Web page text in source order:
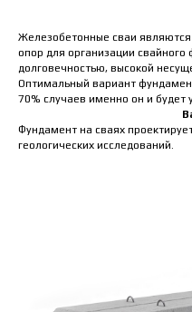
Железобетонные сваи
опор для организации
долговечностью, высокой
Оптимальный вариант
70% случаев именно он и будет
Фундамент на сваях
геологических исследований.